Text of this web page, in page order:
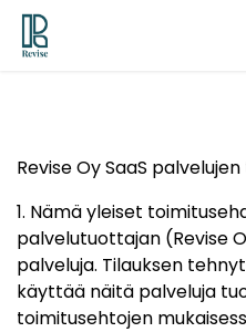
Hoppa till innehåll
Revise Oy SaaS
1. Nämä yleiset
palvelutuottajan (Revise
palveluja. Tilauksen
käyttää näitä palveluja
toimitusehtojen